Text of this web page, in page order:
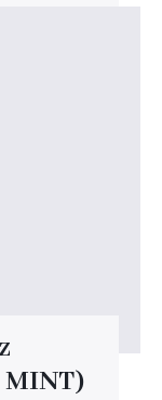
MINT)